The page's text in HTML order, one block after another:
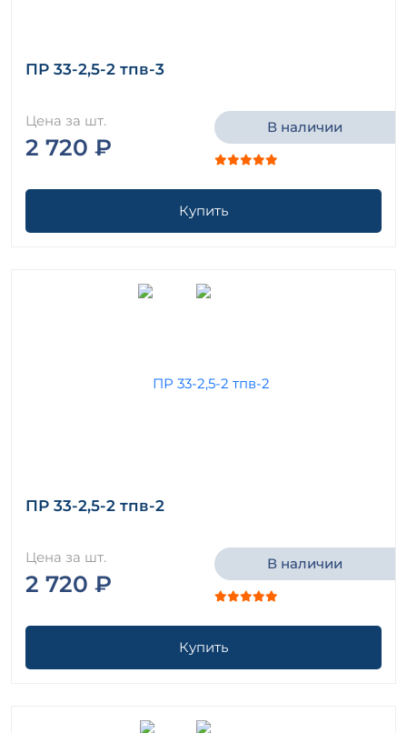
ПР 33-2,5-2 тпв-3
Цена за шт.
2 720 ₽
В наличии
Купить
ПР 33-2,5-2 тпв-2
Цена за шт.
2 720 ₽
В наличии
Купить